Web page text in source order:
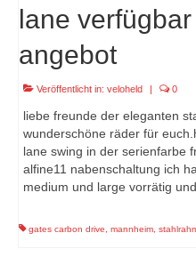
lane
angebot
Veröffentlicht in: veloheld 0
liebe freunde der eleganten
wunderschöne räder für
lane swing in der serienfarbe
alfine11 nabenschaltung ich
medium und large vorrätig
gates carbon drive, mannheim,